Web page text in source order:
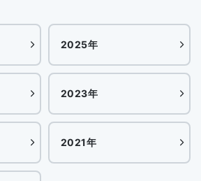
2025年
2023年
2021年